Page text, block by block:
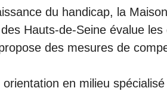
du handicap, la
Hauts-de-Seine évalue
des mesures de
en milieu